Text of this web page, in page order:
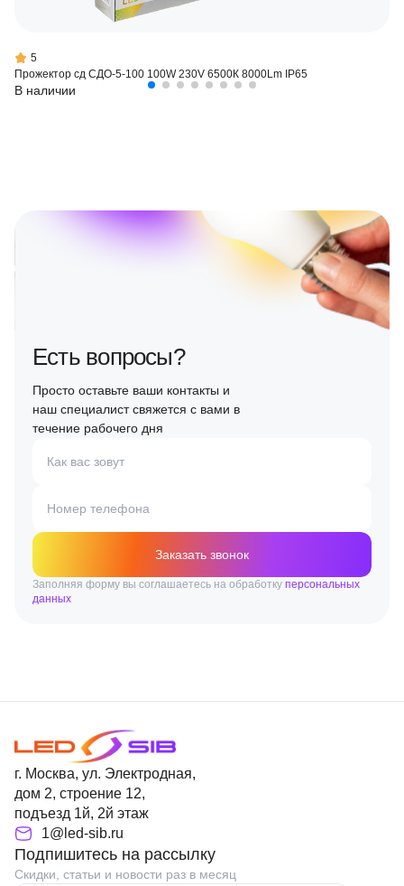
5
Прожектор сд СДО-5-100 100W 230V 6500К 8000Lm IP65
В наличии
Есть вопросы?
Просто оставьте ваши контакты и
наш специалист свяжется с вами в
течение рабочего дня
Как вас зовут
Номер телефона
Заказать звонок
Заполняя форму вы соглашаетесь на обработку персональных
данных
г. Москва, ул. Электродная,
дом 2, строение 12,
подъезд 1й, 2й этаж
1@led-sib.ru
Подпишитесь на рассылку
Скидки, статьи и новости раз в месяц